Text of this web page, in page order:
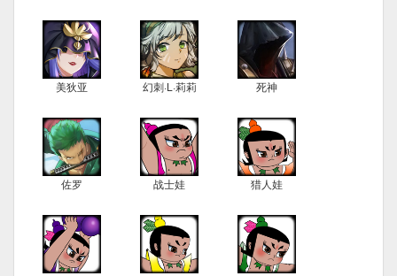
美狄亚 幻刺·L·莉莉 死神
佐罗 战士娃 猎人娃